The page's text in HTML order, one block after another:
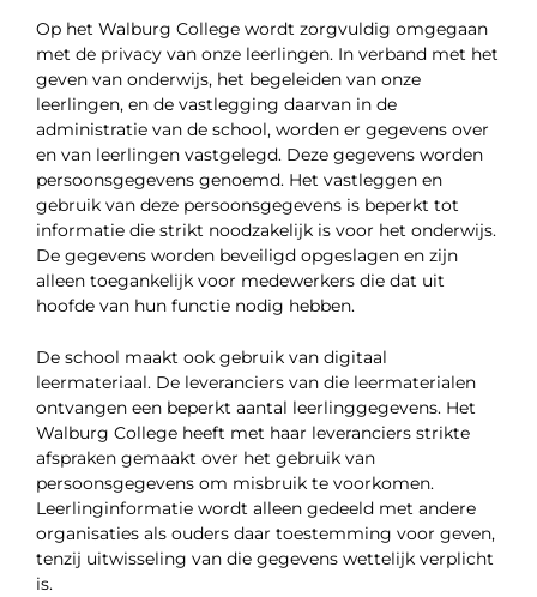
Op het Walburg College wordt zorgvuldig omgegaan
met de privacy van onze leerlingen. In verband met het
geven van onderwijs, het begeleiden van onze
leerlingen, en de vastlegging daarvan in de
administratie van de school, worden er gegevens over
en van leerlingen vastgelegd. Deze gegevens worden
persoonsgegevens genoemd. Het vastleggen en
gebruik van deze persoonsgegevens is beperkt tot
informatie die strikt noodzakelijk is voor het onderwijs.
De gegevens worden beveiligd opgeslagen en zijn
alleen toegankelijk voor medewerkers die dat uit
hoofde van hun functie nodig hebben.
De school maakt ook gebruik van digitaal
leermateriaal. De leveranciers van die leermaterialen
ontvangen een beperkt aantal leerlinggegevens. Het
Walburg College heeft met haar leveranciers strikte
afspraken gemaakt over het gebruik van
persoonsgegevens om misbruik te voorkomen.
Leerlinginformatie wordt alleen gedeeld met andere
organisaties als ouders daar toestemming voor geven,
tenzij uitwisseling van die gegevens wettelijk verplicht
is.